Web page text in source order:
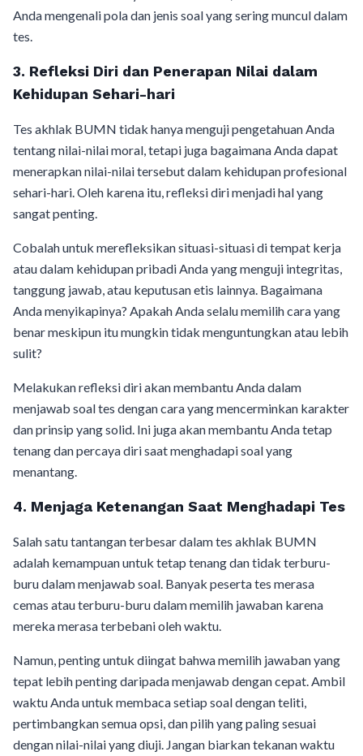
Anda mengenali pola dan jenis soal yang sering muncul dalam
tes.
3. Refleksi Diri dan Penerapan Nilai dalam
Kehidupan Sehari-hari
Tes akhlak BUMN tidak hanya menguji pengetahuan Anda
tentang nilai-nilai moral, tetapi juga bagaimana Anda dapat
menerapkan nilai-nilai tersebut dalam kehidupan profesional
sehari-hari. Oleh karena itu, refleksi diri menjadi hal yang
sangat penting.
Cobalah untuk merefleksikan situasi-situasi di tempat kerja
atau dalam kehidupan pribadi Anda yang menguji integritas,
tanggung jawab, atau keputusan etis lainnya. Bagaimana
Anda menyikapinya? Apakah Anda selalu memilih cara yang
benar meskipun itu mungkin tidak menguntungkan atau lebih
sulit?
Melakukan refleksi diri akan membantu Anda dalam
menjawab soal tes dengan cara yang mencerminkan karakter
dan prinsip yang solid. Ini juga akan membantu Anda tetap
tenang dan percaya diri saat menghadapi soal yang
menantang.
4. Menjaga Ketenangan Saat Menghadapi Tes
Salah satu tantangan terbesar dalam tes akhlak BUMN
adalah kemampuan untuk tetap tenang dan tidak terburu-
buru dalam menjawab soal. Banyak peserta tes merasa
cemas atau terburu-buru dalam memilih jawaban karena
mereka merasa terbebani oleh waktu.
Namun, penting untuk diingat bahwa memilih jawaban yang
tepat lebih penting daripada menjawab dengan cepat. Ambil
waktu Anda untuk membaca setiap soal dengan teliti,
pertimbangkan semua opsi, dan pilih yang paling sesuai
dengan nilai-nilai yang diuji. Jangan biarkan tekanan waktu